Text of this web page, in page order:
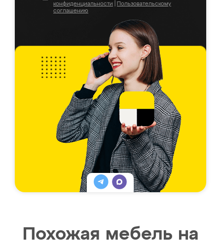
конфиденциальности
Пользовательскому
соглашению
Похожая мебель на